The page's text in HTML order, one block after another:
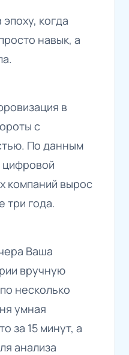
когда
навык, а
в
с
По данным
компаний вырос
три года.
Ваша
вручную
несколько
умная
за 15 минут, а
анализа